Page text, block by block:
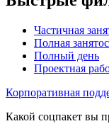
Частичная
Полная
Полный день
Проектная
Корпоративная
Какой соцпакет вы